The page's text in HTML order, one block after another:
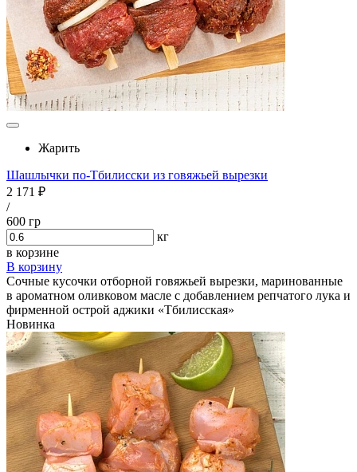
Жарить
Шашлычки по-Тбилисски из говяжьей вырезки
2 171 ₽
/
600 гр
кг
в корзине
В корзину
Сочные кусочки отборной говяжьей вырезки, маринованные
в ароматном оливковом масле с добавлением репчатого лука и
фирменной острой аджики «Тбилисская»
Новинка